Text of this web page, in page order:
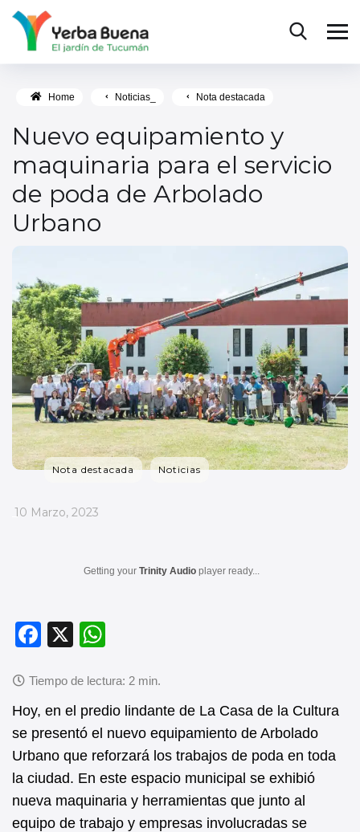
Home Noticias_ Nota destacada
Nuevo equipamiento y
maquinaria para el servicio
de poda de Arbolado
Urbano
Nota destacada Noticias
_
10 Marzo, 2023
Getting your Trinity Audio player ready...
F
c
e
b
o
o
k
X
at
s
A
p
p
Hoy, en el predio lindante de La Casa de la Cultura
se presentó el nuevo equipamiento de Arbolado
Urbano que reforzará los trabajos de poda en toda
la ciudad. En este espacio municipal se exhibió
nueva maquinaria y herramientas que junto al
equipo de trabajo y empresas involucradas se